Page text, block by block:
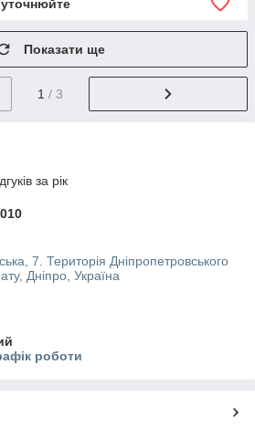
уточнюйте
Показати ще
1 / 3
за рік
7. Територія Дніпропетровського
Дніпро, Україна
роботи